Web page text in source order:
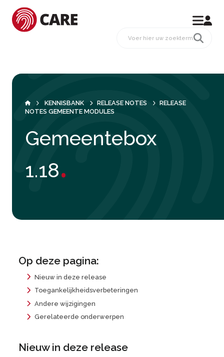
KENNISBANK RELEASE NOTES
RELEASE
NOTES GEMEENTE MODULES
Gemeentebox
1.18.
Op deze pagina:
Nieuw in deze release
Toegankelijkheidsverbeteringen
Andere wijzigingen
Gerelateerde onderwerpen
Nieuw in deze release